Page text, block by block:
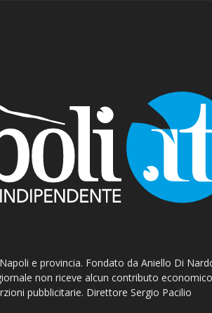
e provincia. Fondato da Aniello Di
non riceve alcun contributo
pubblicitarie. Direttore Sergio Pacilio